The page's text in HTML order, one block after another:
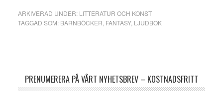
ARKIVERAD UNDER: LITTERATUR OCH KONST
TAGGAD SOM: BARNBÖCKER FANTASY, LJUDBOK
PRENUMERERA PÅ VÅRT NYHETSBREV – KOSTNADSFRITT